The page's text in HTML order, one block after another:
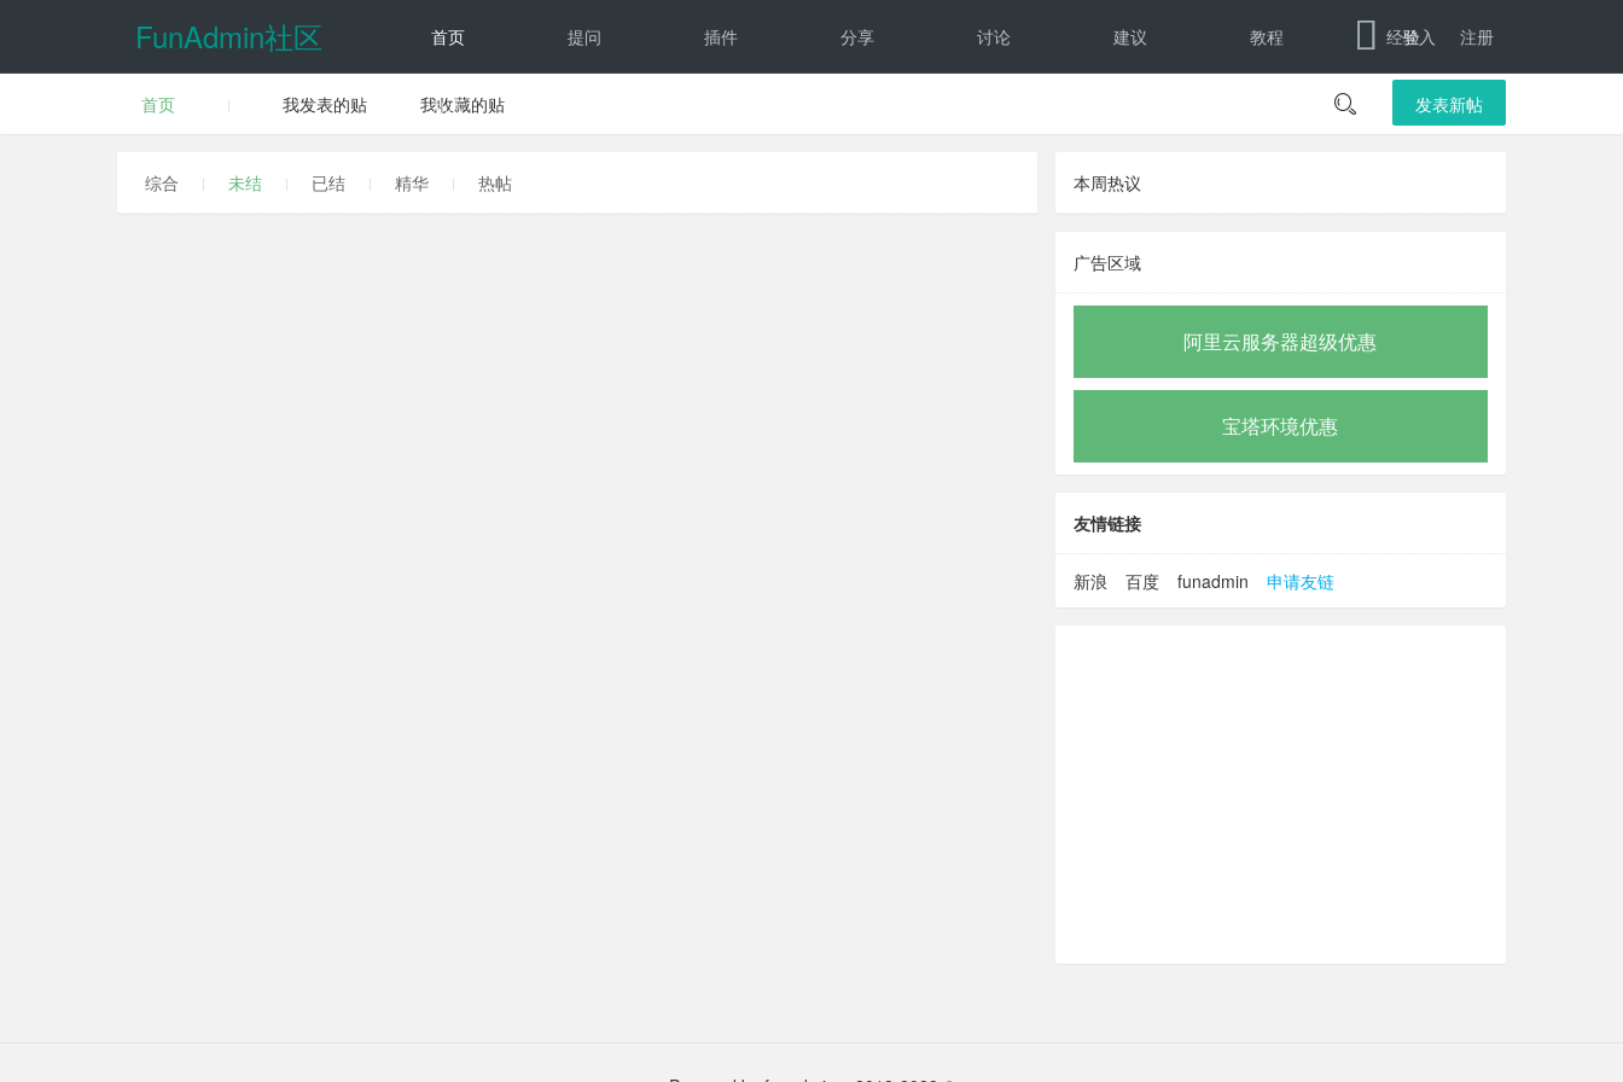
FunAdmin社区 首页 提问 插件 分享 讨论 建议 教程 经验
动态
登入 注册
首页 我发表的贴 我收藏的贴  发表新帖
综合 未结 已结 精华 热帖 本周热议
广告区域
阿里云服务器超级优惠
宝塔环境优惠
友情链接
新浪 百度 funadmin 申请友链